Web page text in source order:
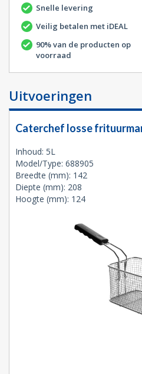
Snelle levering
Veilig betalen met iDEAL
90% van de producten op
voorraad
Uitvoeringen
Caterchef losse
Inhoud: 5L
Model/Type: 688905
Breedte (mm): 142
Diepte (mm): 208
Hoogte (mm): 124